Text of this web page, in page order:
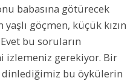
babasına götürecek
göçmen, küçük kızın
bu soruların
izlemeniz gerekiyor. Bir
bu öykülerin